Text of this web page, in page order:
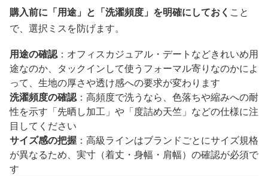
購入前に「用途」と「洗濯頻度」を明確にしておく こと
で、選択ミスを防げます。
用途の確認：オフィスカジュアル・デートなどきれいめ用
途なのか、タックインして使うフォーマル寄りなのかによ
って、生地の厚さや透け感への要求が変わります
洗濯頻度の確認：高頻度で洗うなら、色落ちや縮みへの耐
性を示す「先晒し加工」や「度詰め天竺」などの仕様に注
目してください
サイズ感の把握 ：高級ラインはブランドごとにサイズ規格
が異なるため、実寸（着丈・身幅・肩幅）の確認が必須で
す